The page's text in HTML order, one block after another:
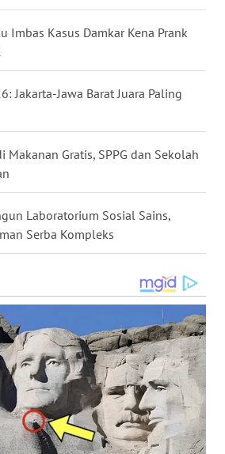
Imbas Kasus Damkar Kena Prank
Jakarta-Jawa Barat Juara Paling
Makanan Gratis, SPPG dan Sekolah
Laboratorium Sosial Sains,
Serba Kompleks